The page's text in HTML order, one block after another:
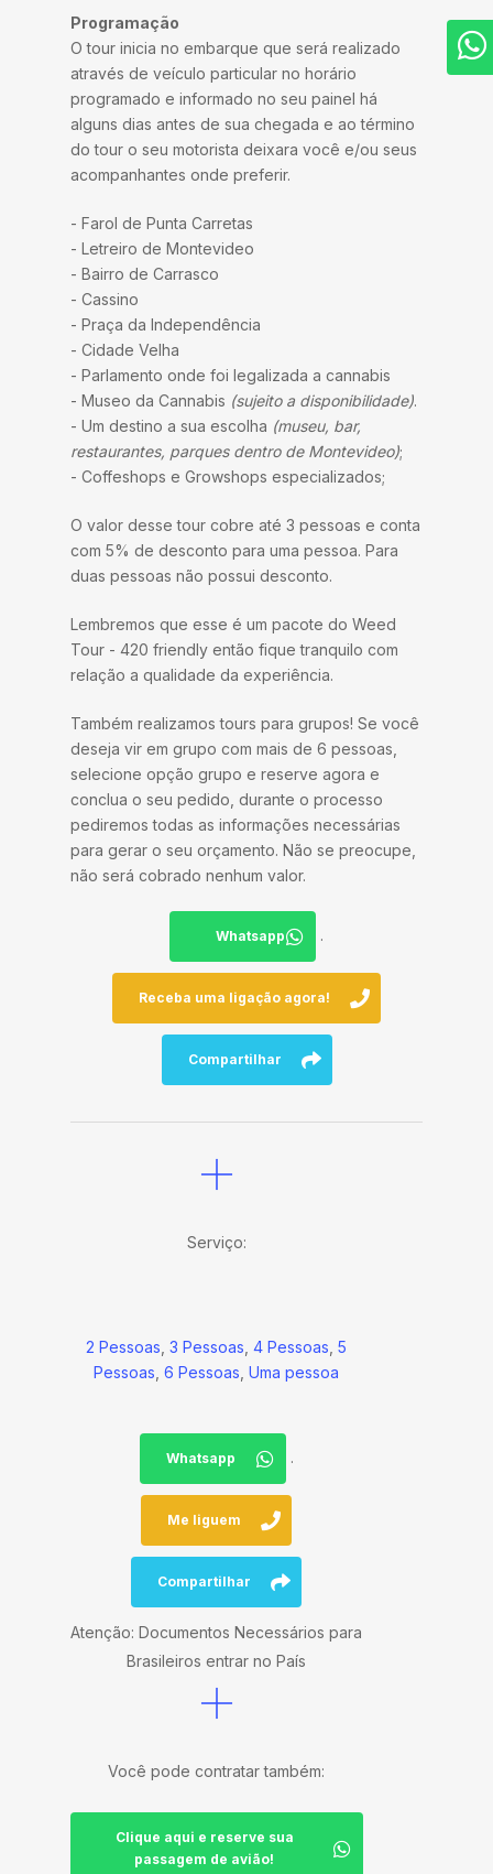
Programação
O tour inicia no embarque que será realizado
através de veículo particular no horário
programado e informado no seu painel há
alguns dias antes de sua chegada e ao término
do tour o seu motorista deixara você e/ou seus
acompanhantes onde preferir.
- Farol de Punta Carretas
- Letreiro de Montevideo
- Bairro de Carrasco
- Cassino
- Praça da Independência
- Cidade Velha
- Parlamento onde foi legalizada a cannabis
- Museo da Cannabis (sujeito a disponibilidade).
- Um destino a sua escolha (museu, bar,
restaurantes, parques dentro de Montevideo);
- Coffeshops e Growshops especializados;
O valor desse tour cobre até 3 pessoas e conta
com 5% de desconto para uma pessoa. Para
duas pessoas não possui desconto.
Lembremos que esse é um pacote do Weed
Tour - 420 friendly então fique tranquilo com
relação a qualidade da experiência.
Também realizamos tours para grupos! Se você
deseja vir em grupo com mais de 6 pessoas,
selecione opção grupo e reserve agora e
conclua o seu pedido, durante o processo
pediremos todas as informações necessárias
para gerar o seu orçamento. Não se preocupe,
não será cobrado nenhum valor.
Whatsapp .
Receba uma ligação agora!
Compartilhar
Serviço:
2 Pessoas ,3 Pessoas ,4 Pessoas ,5
Pessoas ,6 Pessoas ,Uma pessoa
Whatsapp .
Me liguem
Compartilhar
Atenção: Documentos Necessários para
Brasileiros entrar no País
Você pode contratar também:
Clique aqui e reserve sua
passagem de avião!